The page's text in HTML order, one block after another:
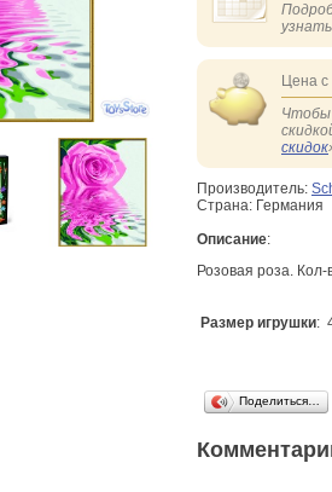
Цена
Чтобы
скидок
Производитель:
Страна: Германия
Описание:
Розовая роза. Кол-
Размер игрушки:
Поделиться…